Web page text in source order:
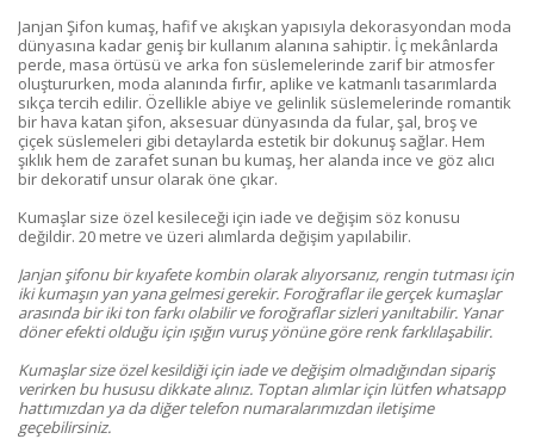
Janjan Şifon kumaş, hafif ve akışkan yapısıyla dekorasyondan moda
dünyasına kadar geniş bir kullanım alanına sahiptir. İç mekânlarda
perde, masa örtüsü ve arka fon süslemelerinde zarif bir atmosfer
oluştururken, moda alanında fırfır, aplike ve katmanlı tasarımlarda
sıkça tercih edilir. Özellikle abiye ve gelinlik süslemelerinde romantik
bir hava katan şifon, aksesuar dünyasında da fular, şal, broş ve
çiçek süslemeleri gibi detaylarda estetik bir dokunuş sağlar. Hem
şıklık hem de zarafet sunan bu kumaş, her alanda ince ve göz alıcı
bir dekoratif unsur olarak öne çıkar.
Kumaşlar size özel kesileceği için iade ve değişim söz konusu
değildir. 20 metre ve üzeri alımlarda değişim yapılabilir.
Janjan şifonu bir kıyafete kombin olarak alıyorsanız, rengin tutması için
iki kumaşın yan yana gelmesi gerekir. Foroğraflar ile gerçek kumaşlar
arasında bir iki ton farkı olabilir ve foroğraflar sizleri yanıltabilir. Yanar
döner efekti olduğu için ışığın vuruş yönüne göre renk farklılaşabilir.
Kumaşlar size özel kesildiği için iade ve değişim olmadığından sipariş
verirken bu hususu dikkate alınız. Toptan alımlar için lütfen whatsapp
hattımızdan ya da diğer telefon numaralarımızdan iletişime
geçebilirsiniz.